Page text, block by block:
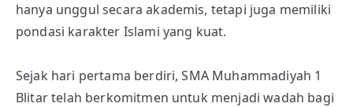
hanya unggul secara akademis, tetapi juga memiliki
pondasi karakter Islami yang kuat.
Sejak hari pertama berdiri, SMA Muhammadiyah 1
Blitar telah berkomitmen untuk menjadi wadah bagi